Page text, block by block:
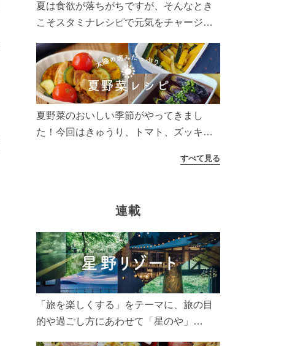
夏は食欲が落ちがちですが、そんなとき
こそスタミナレシピで元気をチャージ！
リ食べて、夏バテを吹き飛ばしましょ
う！
夏野菜のおいしい季節がやってきまし
た！今回はきゅうり、トマト、ズッキー
太陽の光をたっぷりあびた夏野菜は栄養
すべて見る
連載
「旅を楽しくする」をテーマに、旅の目
的や過ごし方にあわせて「星のや」